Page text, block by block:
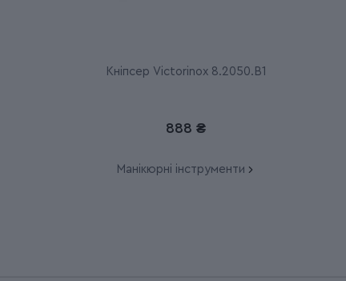
Кніпсер Victorinox 8.2050.B1
888 ₴
Манікюрні інструменти